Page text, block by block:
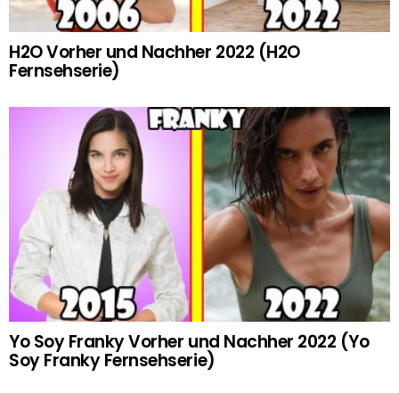
H2O Vorher und Nachher 2022 (H2O
Fernsehserie)
Yo Soy Franky Vorher und Nachher 2022 (Yo
Soy Franky Fernsehserie)